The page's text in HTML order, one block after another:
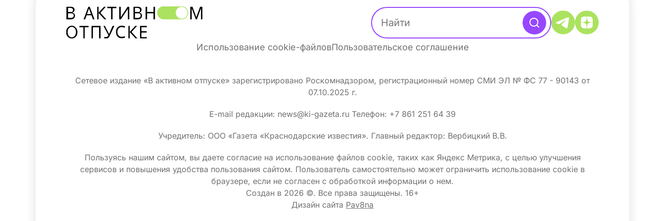
Использование cookie-файловПользовательское соглашение
Сетевое издание «В активном отпуске» зарегистрировано Роскомнадзором, регистрационный номер СМИ ЭЛ № ФС 77 - 90143 от
07.10.2025 г.
E-mail редакции: news@ki-gazeta.ru Телефон: +7 861 251 64 39
Учредитель: ООО «Газета «Краснодарские известия». Главный редактор: Вербицкий В.В.
Пользуясь нашим сайтом, вы даете согласие на использование файлов сооkіе, таких как Яндекс Метрика, с целью улучшения
сервисов и повышения удобства пользования сайтом. Пользователь самостоятельно может ограничить использование сооkіе в
браузере, если не согласен с обработкой информации о нем.
Создан в 2026 ©. Все права защищены. 16+
Дизайн сайта Pav8na